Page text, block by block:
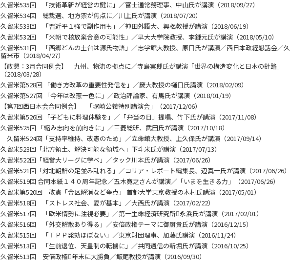
久留米535回 「技術革新が経営の鍵に」／富士通常務理事、中山氏が講演（2018/09/27）
久留米534回 総裁選、地方票が焦点に／川上氏が講演（2018/07/20）
久留米533回 「習近平１強で副作用も」／神田外語大、興梠教授が講演（2018/06/19）
久留米532回 「米朝で核放棄合意の可能性」／早大大学院教授、李鍾元氏が講演（2018/05/10）
久留米531回 「西郷どんの土台は源氏物語」／志学館大教授、原口氏が講演／西日本政経懇話会／久
留米市（2018/04/27）
【政懇：3月合同例会】 九州、物流の拠点に／寺島実郎氏が講演「世界の構造変化と日本の針路」
（2018/03/28）
久留米第528回 「働き方改革の重要性発信を」／慶大教授の樋口氏講演（2018/02/09）
久留米第527回 「今年は改憲一色に」／政治評論家、有馬氏が講演（2018/01/19）
【第7回西日本会合同例会】 「塚崎公義特別講演会」（2017/12/06）
久留米第526回 「子どもに料理体験を」／「弁当の日」提唱、竹下氏が講演（2017/11/08）
久留米525回 「縮み志向を前向きに」／三菱総研、武田氏が講演（2017/10/18）
久留米524回「支持率維持、改憲のため」／立命館大教授、上久保氏が講演（2017/09/14）
久留米523回「北方領土、解決可能な領域へ」下斗米氏が講演（2017/07/13）
久留米522回「経営大リーグに学べ」／タック川本氏が講演（2017/06/26）
久留米521回「対北朝鮮の足並み乱れる」／コリア・レポート編集長、辺真一氏が講演（2017/06/26）
久留米519回 合同本紙１４０周年記念／五木寛之さんが講演／「いまを生きる力」（2017/06/26）
久留米第520回 改憲「合区解消など争点」 首都大学東京教授の木村氏講演（2017/05/01）
久留米518回 「ストレス社会、愛が基本」／大西氏が講演（2017/02/22）
久留米517回 「欧米情勢に注視必要」／第一生命経済研究所永浜氏が講演（2017/02/01）
久留米516回 「外交解散あり得る」／安倍政権テーマに御厨貴氏が講演（2016/12/15）
久留米515回 「ＴＰＰ発効ほぼない」／東京財団理事、加藤氏講演（2016/11/24）
久留米513回 「生前退位、天皇制の転機に」／共同通信の新堀氏が講演（2016/10/25）
久留米513回 安倍政権年末に大勝負／飯尾教授が講演（2016/09/30）